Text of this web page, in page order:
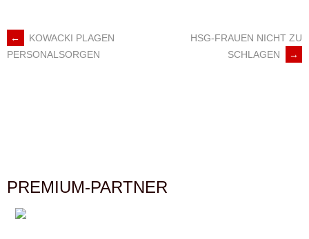
ARTIKEL-
←
KOWACKI PLAGEN
PERSONALSORGEN
HSG-FRAUEN NICHT ZU
SCHLAGEN
→
PREMIUM-PARTNER